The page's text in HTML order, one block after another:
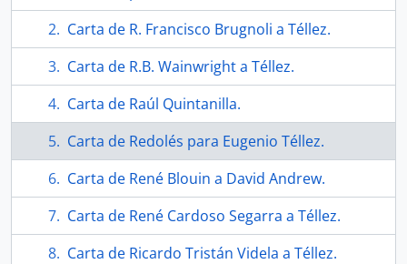
Carta de R. Francisco Brugnoli a Téllez.
Carta de R.B. Wainwright a Téllez.
Carta de Raúl Quintanilla.
Carta de Redolés para Eugenio Téllez.
Carta de René Blouin a David Andrew.
Carta de René Cardoso Segarra a Téllez.
Carta de Ricardo Tristán Videla a Téllez.